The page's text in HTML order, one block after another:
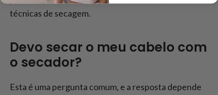
técnicas de secagem.
Devo secar o meu cabelo com
o secador?
Esta é uma pergunta comum, e a resposta depende